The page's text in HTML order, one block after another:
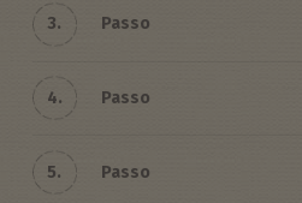
3. Passo
4. Passo
5. Passo